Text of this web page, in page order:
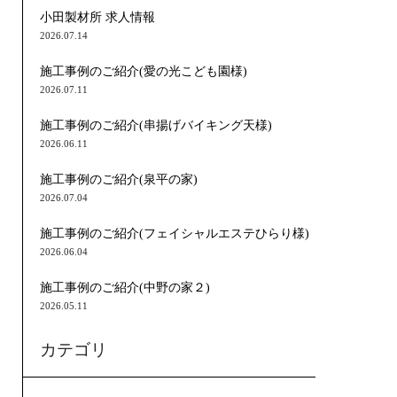
小田製材所 求人情報
2026.07.14
施工事例のご紹介(愛の光こども園様)
2026.07.11
施工事例のご紹介(串揚げバイキング天様)
2026.06.11
施工事例のご紹介(泉平の家)
2026.07.04
施工事例のご紹介(フェイシャルエステひらり様)
2026.06.04
施工事例のご紹介(中野の家２)
2026.05.11
カテゴリ